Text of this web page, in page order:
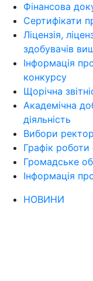
Фінансова
Сертифікати
Ліцензія,
здобувачів
Інформація
конкурсу
Щорічна
Академічна
діяльність
Вибори
Графік
Громадське
Інформація
НОВИНИ